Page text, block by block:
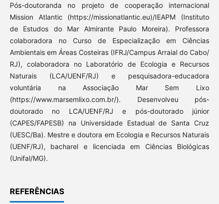
Pós-doutoranda no projeto de cooperação internacional
Mission Atlantic (https://missionatlantic.eu)/IEAPM (Instituto
de Estudos do Mar Almirante Paulo Moreira). Professora
colaboradora no Curso de Especialização em Ciências
Ambientais em Áreas Costeiras (IFRJ/Campus Arraial do Cabo/
RJ), colaboradora no Laboratório de Ecologia e Recursos
Naturais (LCA/UENF/RJ) e pesquisadora-educadora
voluntária na Associação Mar Sem Lixo
(https://www.marsemlixo.com.br/). Desenvolveu pós-
doutorado no LCA/UENF/RJ e pós-doutorado júnior
(CAPES/FAPESB) na Universidade Estadual de Santa Cruz
(UESC/Ba). Mestre e doutora em Ecologia e Recursos Naturais
(UENF/RJ), bacharel e licenciada em Ciências Biológicas
(Unifal/MG).
REFERÊNCIAS